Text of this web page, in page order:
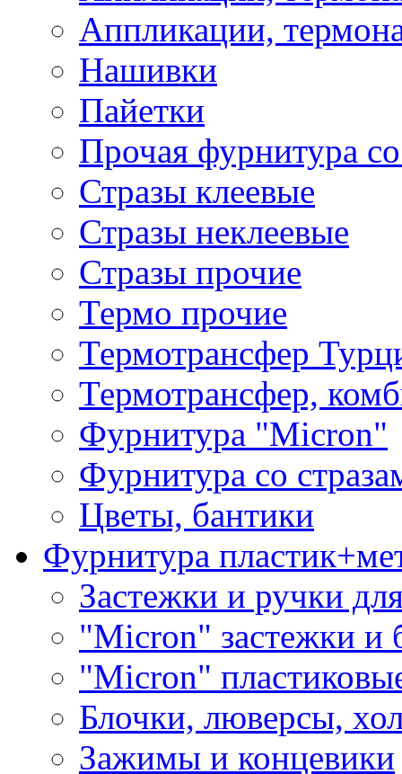
Аппликации,
Нашивки
Пайетки
Прочая фурнитура
Стразы клеевые
Стразы неклеевые
Стразы прочие
Термо прочие
Термотрансфер
Термотрансфер,
Фурнитура "Micron"
Фурнитура со
Цветы, бантики
Фурнитура
Застежки и ручки
"Micron" застежки и
"Micron"
Блочки, люверсы,
Зажимы и концевики